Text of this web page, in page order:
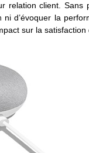
relation client. Sans
ni d’évoquer la
sur la satisfaction